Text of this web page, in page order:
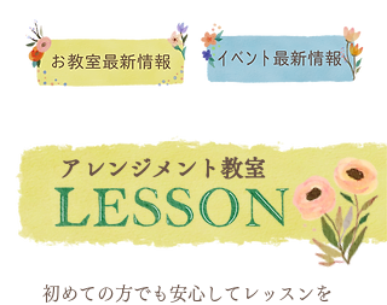
初めての方でも安心してレッスンを
アレンジメント教室